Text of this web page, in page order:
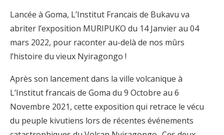
Lancée à Goma, L’Institut Francais de Bukavu va
abriter l’exposition MURIPUKO du 14 Janvier au 04
mars 2022, pour raconter au-delà de nos mûrs
l’histoire du vieux Nyiragongo !
Après son lancement dans la ville volcanique à
L’Institut francais de Goma du 9 Octobre au 6
Novembre 2021, cette exposition qui retrace le vécu
du peuple kivutiens lors de récentes événements